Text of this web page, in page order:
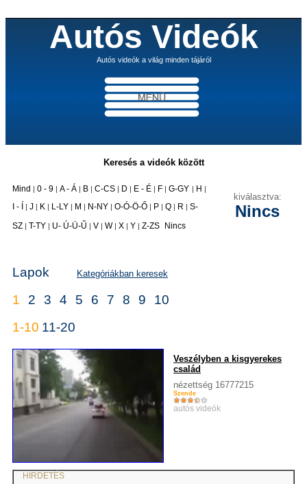
Autós Videók
Autós videók a világ minden tájáról
Keresés a videók között
Mind | 0 - 9 | A - Á | B | C-CS | D | E - É | F | G-GY | H |
I - Í | J | K | L-LY | M | N-NY | O-Ó-Ö-Ő | P | Q | R | S-
SZ | T-TY | U- Ú-Ü-Ű | V | W | X | Y | Z-ZS Nincs
kiválasztva:
Nincs
Lapok Kategóriákban keresek
1 2 3 4 5 6 7 8 9
10
1-10 11-20
Veszélyben a kisgyerekes
család
nézettség 16777215
Szende
autós videók
HIRDETÉS